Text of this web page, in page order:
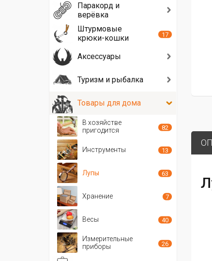
Паракорд и
верёвка
Штурмовые
крюки-кошки
17
Аксессуары
Туризм и рыбалка
Товары для дома
В хозяйстве
пригодится
82
Инструменты 13
Лупы 63
Хранение 7
Весы 40
Измерительные
приборы
26